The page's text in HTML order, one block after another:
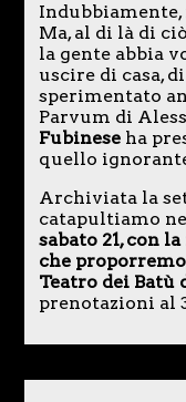
Indubbiamente,
Ma, al di là di
la gente abbia
uscire di casa,
sperimentato
Parvum di
Fubineseha
quello
Archiviata la
catapultiamo
sabato 21, con
che
Teatro dei Batù
prenotazioni al